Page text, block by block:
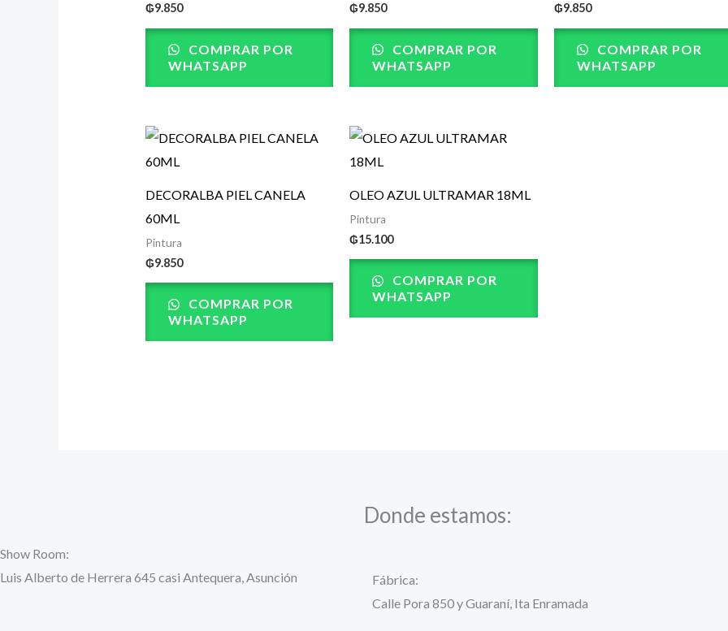
₲9.850
COMPRAR POR
WHATSAPP
₲9.850
COMPRAR POR
WHATSAPP
₲9.850
COMPRAR POR
WHATSAPP
DECORALBA PIEL CANELA
60ML
Pintura
₲9.850
COMPRAR POR
WHATSAPP
OLEO AZUL ULTRAMAR 18ML
Pintura
₲15.100
COMPRAR POR
WHATSAPP
Show Room:
Luis Alberto de Herrera 645 casi Antequera, Asunción
Donde estamos:
Fábrica:
Calle Pora 850 y Guaraní, Ita Enramada